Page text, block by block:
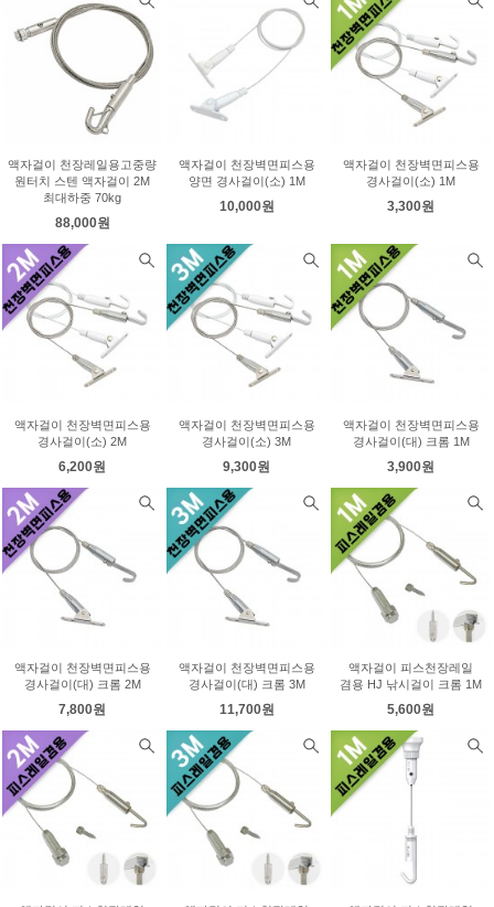
액자걸이 천장레일용고중량
원터치 스텐 액자걸이 2M
최대하중 70kg
88,000원
액자걸이 천장벽면피스용
양면 경사걸이(소) 1M
10,000원
액자걸이 천장벽면피스용
경사걸이(소) 1M
3,300원
액자걸이 천장벽면피스용
경사걸이(소) 2M
6,200원
액자걸이 천장벽면피스용
경사걸이(소) 3M
9,300원
액자걸이 천장벽면피스용
경사걸이(대) 크롬 1M
3,900원
액자걸이 천장벽면피스용
경사걸이(대) 크롬 2M
7,800원
액자걸이 천장벽면피스용
경사걸이(대) 크롬 3M
11,700원
액자걸이 피스천장레일
겸용 HJ 낚시걸이 크롬 1M
5,600원